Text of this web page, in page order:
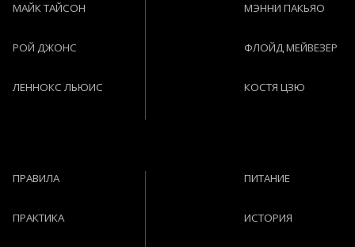
МАЙК ТАЙСОН
РОЙ ДЖОНС
ЛЕННОКС ЛЬЮИС
МЭННИ ПАКЬЯО
ФЛОЙД МЕЙВЕЗЕР
КОСТЯ ЦЗЮ
ПРАВИЛА
ПРАКТИКА
ПИТАНИЕ
ИСТОРИЯ